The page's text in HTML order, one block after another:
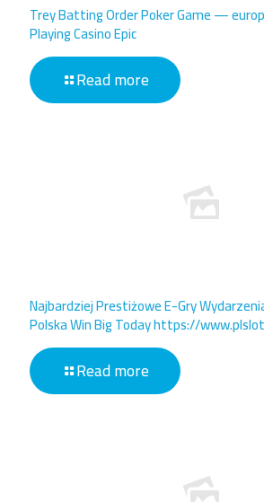
Trey Batting Order Poker Game —
Playing Casino Epic
Read more
Najbardziej Prestiżowe E-Gry
Polska Win Big Today https://
Read more